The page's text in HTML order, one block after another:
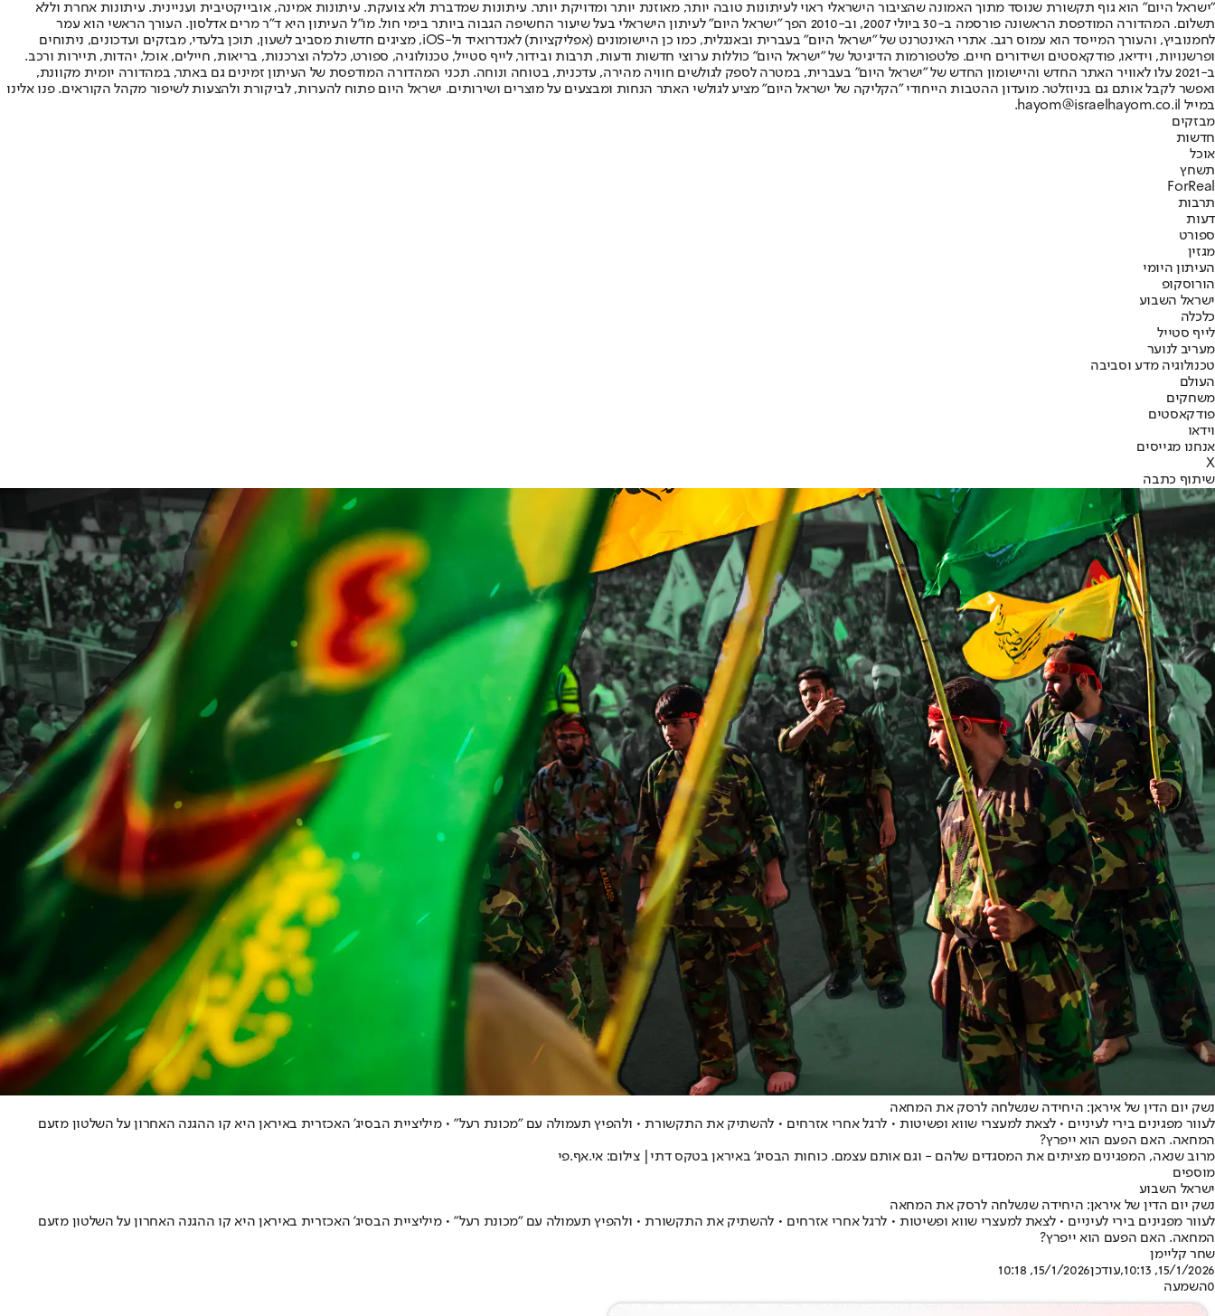
"ישראל היום" הוא גוף תקשורת שנוסד מתוך האמונה שהציבור הישראלי ראוי לעיתונות טובה יותר, מאוזנת יותר ומדויקת יותר. עיתונות שמדברת ולא צועקת. עיתונות אמינה, אובייקטיבית ועניינית. עיתונות אחרת וללא
תשלום. המהדורה המודפסת הראשונה פורסמה ב-30 ביולי 2007, וב-2010 הפך "ישראל היום" לעיתון הישראלי בעל שיעור החשיפה הגבוה ביותר בימי חול. מו"ל העיתון היא ד"ר מרים אדלסון. העורך הראשי הוא עמר
לחמנוביץ, והעורך המייסד הוא עמוס רגב. אתרי האינטרנט של "ישראל היום" בעברית ובאנגלית, כמו כן היישומונים (אפליקציות) לאנדרואיד ול-iOS, מציגים חדשות מסביב לשעון, תוכן בלעדי, מבזקים ועדכונים, ניתוחים
ופרשנויות, וידיאו, פודקאסטים ושידורים חיים. פלטפורמות הדיגיטל של "ישראל היום" כוללות ערוצי חדשות ודעות, תרבות ובידור, לייף סטייל, טכנולוגיה, ספורט, כלכלה וצרכנות, בריאות, חיילים, אוכל, יהדות, תיירות ורכב.
ב-2021 עלו לאוויר האתר החדש והיישומון החדש של "ישראל היום" בעברית, במטרה לספק לגולשים חוויה מהירה, עדכנית, בטוחה ונוחה. תכני המהדורה המודפסת של העיתון זמינים גם באתר, במהדורה יומית מקוונת,
ואפשר לקבל אותם גם בניוזלטר. מועדון ההטבות הייחודי "הקליקה של ישראל היום" מציע לגולשי האתר הנחות ומבצעים על מוצרים ושירותים. ישראל היום פתוח להערות, לביקורת ולהצעות לשיפור מקהל הקוראים. פנו אלינו
במייל hayom@israelhayom.co.il.
מבזקים
חדשות
אוכל
תשחץ
ForReal
תרבות
דעות
ספורט
מגזין
העיתון היומי
הורוסקופ
ישראל השבוע
כלכלה
לייף סטייל
מעריב לנוער
טכנולוגיה מדע וסביבה
העולם
משחקים
פודקאסטים
וידאו
אנחנו מגייסים
X
שיתוף כתבה
נשק יום הדין של איראן: היחידה שנשלחה לרסק את המחאה
לעוור מפגינים בירי לעיניים • לצאת למעצרי שווא ופשיטות • לרגל אחרי אזרחים • להשתיק את התקשורת • ולהפיץ תעמולה עם "מכונת רעל" • מיליציית הבסיג' האכזרית באיראן היא קו ההגנה האחרון על השלטון מזעם
המחאה. האם הפעם הוא ייפרץ?
מרוב שנאה, המפגינים מציתים את המסגדים שלהם - וגם אותם עצמם. כוחות הבסיג' באיראן בטקס דתי| צילום: אי.אף.פי
מוספים
ישראל השבוע
נשק יום הדין של איראן: היחידה שנשלחה לרסק את המחאה
לעוור מפגינים בירי לעיניים • לצאת למעצרי שווא ופשיטות • לרגל אחרי אזרחים • להשתיק את התקשורת • ולהפיץ תעמולה עם "מכונת רעל" • מיליציית הבסיג' האכזרית באיראן היא קו ההגנה האחרון על השלטון מזעם
המחאה. האם הפעם הוא ייפרץ?
שחר קליימן
15/1/2026, 10:13
,עודכן15/1/2026, 10:18
0השמעה